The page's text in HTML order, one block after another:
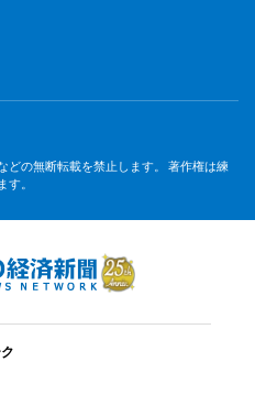
どの無断転載を禁止します。 著作権は練
。